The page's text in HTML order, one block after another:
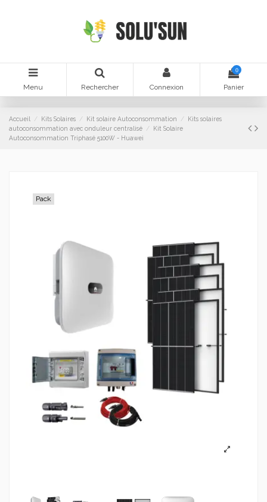
Menu Rechercher Connexion
0
Panier
Accueil Kits Solaires Kit solaire Autoconsommation
Kits solaires
autoconsommation avec onduleur centralisé
Kit Solaire
Autoconsommation Triphasé 5100W - Huawei
Pack